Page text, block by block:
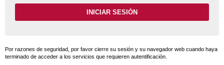
Por razones de seguridad, por favor cierre su sesión y su navegador web cuando haya
terminado de acceder a los servicios que requieren autentificación.